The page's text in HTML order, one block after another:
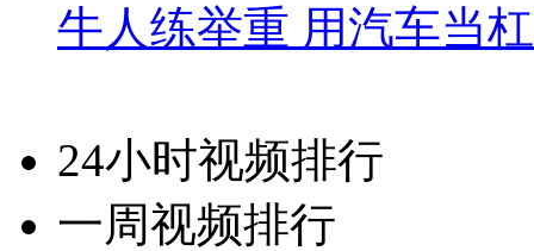
牛人练举重 用汽车当
24小时视频排行
一周视频排行